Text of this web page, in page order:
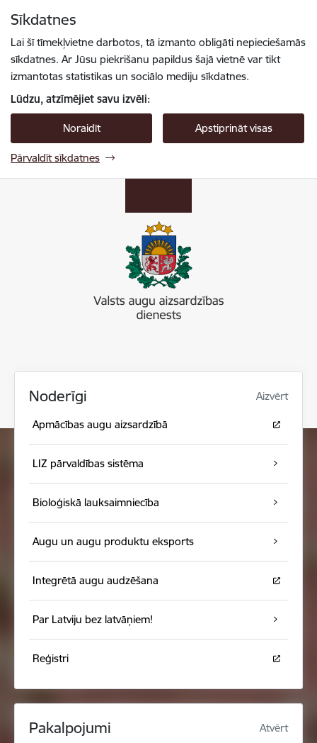
Sīkdatnes
Lai šī tīmekļvietne darbotos, tā izmanto obligāti nepieciešamās
sīkdatnes. Ar Jūsu piekrišanu papildus šajā vietnē var tikt
izmantotas statistikas un sociālo mediju sīkdatnes.
Lūdzu, atzīmējiet savu izvēli:
Noraidīt Apstiprināt visas
Pārvaldīt sīkdatnes
Noderīgi Aizvērt
Apmācības augu aizsardzībā
LIZ pārvaldības sistēma
Bioloģiskā lauksaimniecība
Augu un augu produktu eksports
Integrētā augu audzēšana
Par Latviju bez latvāņiem!
Reģistri
Pakalpojumi Atvērt